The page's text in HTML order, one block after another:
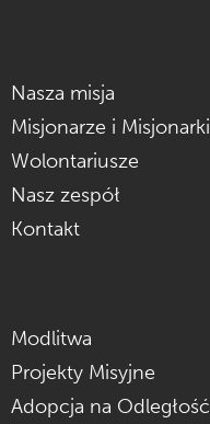
Nasza misja
Misjonarze i Misjonarki
Wolontariusze
Nasz zespół
Kontakt
Modlitwa
Projekty Misyjne
Adopcja na Odległość